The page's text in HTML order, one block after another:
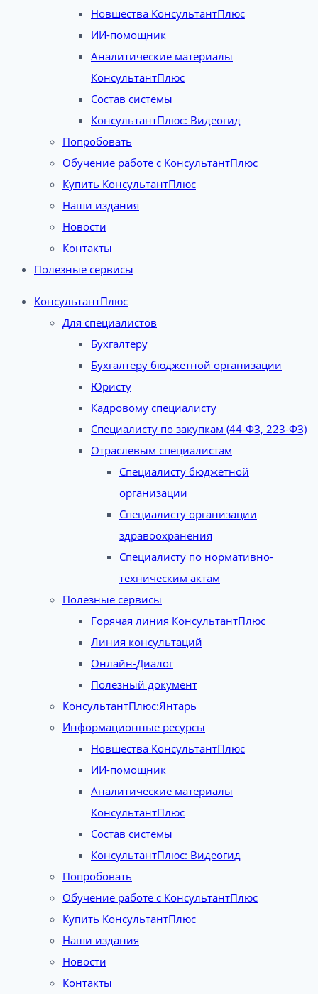
Новшества КонсультантПлюс
ИИ-помощник
Аналитические материалы
КонсультантПлюс
Состав системы
КонсультантПлюс: Видеогид
Попробовать
Обучение работе с КонсультантПлюс
Купить КонсультантПлюс
Наши издания
Новости
Контакты
Полезные сервисы
КонсультантПлюс
Для специалистов
Бухгалтеру
Бухгалтеру бюджетной организации
Юристу
Кадровому специалисту
Специалисту по закупкам (44-ФЗ, 223-ФЗ)
Отраслевым специалистам
Специалисту бюджетной
организации
Специалисту организации
здравоохранения
Специалисту по нормативно-
техническим актам
Полезные сервисы
Горячая линия КонсультантПлюс
Линия консультаций
Онлайн-Диалог
Полезный документ
КонсультантПлюс:Янтарь
Информационные ресурсы
Новшества КонсультантПлюс
ИИ-помощник
Аналитические материалы
КонсультантПлюс
Состав системы
КонсультантПлюс: Видеогид
Попробовать
Обучение работе с КонсультантПлюс
Купить КонсультантПлюс
Наши издания
Новости
Контакты